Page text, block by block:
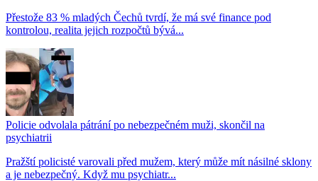
Přestože 83 % mladých Čechů tvrdí, že má své finance pod
kontrolou, realita jejich rozpočtů bývá...
Policie odvolala pátrání po nebezpečném muži, skončil na
psychiatrii
Pražští policisté varovali před mužem, který může mít násilné sklony
a je nebezpečný. Když mu psychiatr...